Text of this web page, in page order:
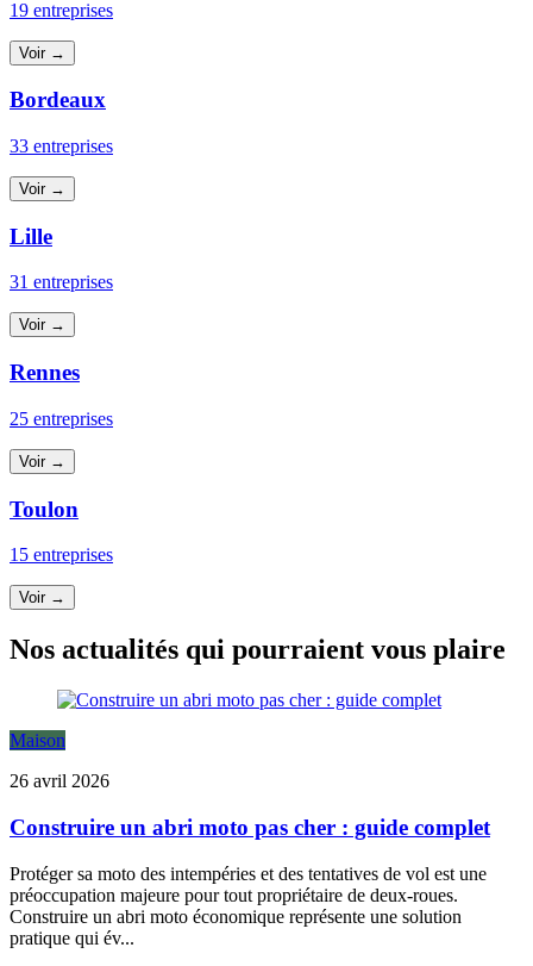
19 entreprises
Voir →
Bordeaux
33 entreprises
Voir →
Lille
31 entreprises
Voir →
Rennes
25 entreprises
Voir →
Toulon
15 entreprises
Voir →
Nos actualités qui pourraient vous plaire
Maison
26 avril 2026
Construire un abri moto pas cher : guide complet
Protéger sa moto des intempéries et des tentatives de vol est une
préoccupation majeure pour tout propriétaire de deux-roues.
Construire un abri moto économique représente une solution
pratique qui év...